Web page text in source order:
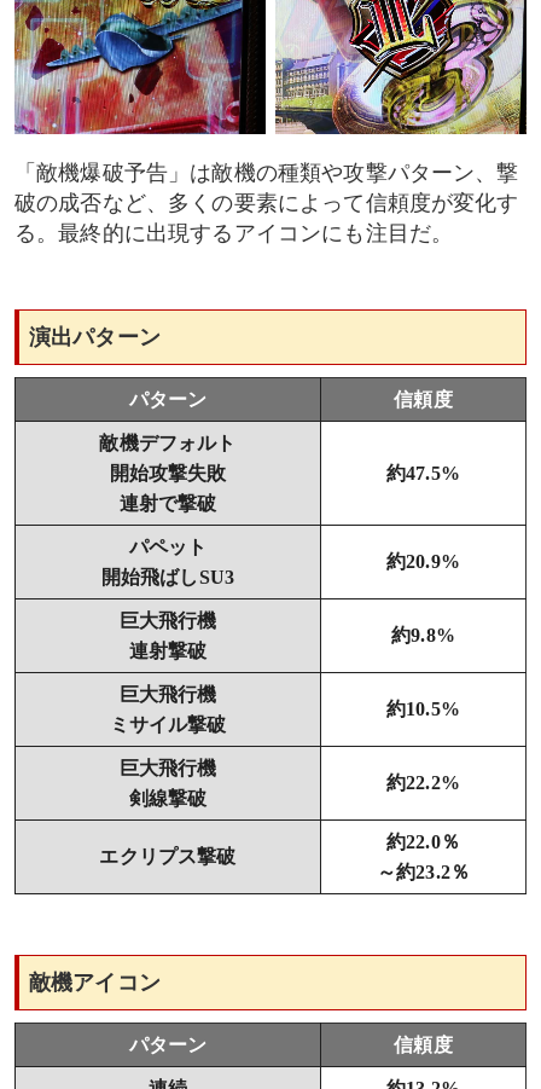
「敵機爆破予告」は敵機の種類や攻撃パターン、撃
破の成否など、多くの要素によって信頼度が変化す
る。最終的に出現するアイコンにも注目だ。
演出パターン
パターン 信頼度
敵機デフォルト
開始攻撃失敗
連射で撃破
約47.5%
パペット
開始飛ばしSU3
約20.9%
巨大飛行機
連射撃破
約9.8%
巨大飛行機
ミサイル撃破
約10.5%
巨大飛行機
剣線撃破
約22.2%
エクリプス撃破
約22.0％
～約23.2％
敵機アイコン
パターン 信頼度